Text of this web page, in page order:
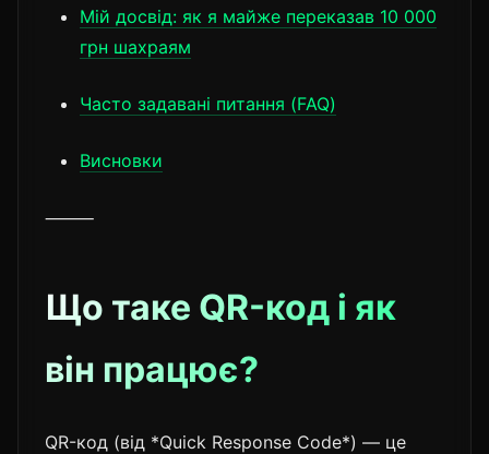
Мій досвід: як я майже переказав 10 000
грн шахраям
Часто задавані питання (FAQ)
Висновки
⸻
Що таке QR-код і як
він працює?
QR-код (від *Quick Response Code*) — це